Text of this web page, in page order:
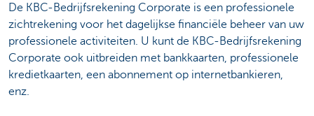
De KBC-Bedrijfsrekening Corporate is een professionele
zichtrekening voor het dagelijkse financiële beheer van uw
professionele activiteiten. U kunt de KBC-Bedrijfsrekening
Corporate ook uitbreiden met bankkaarten, professionele
kredietkaarten, een abonnement op internetbankieren,
enz.